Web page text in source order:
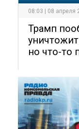
08:03 | 08 апреля
Трамп
но что-то